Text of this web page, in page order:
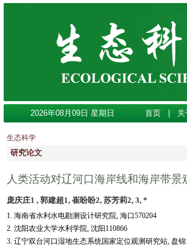
2026年08月09日 星期日 首页 关
生态科学
研究论文
人类活动对辽河口海岸线和海岸带景
庞庆庄1 , 郭建超1, 崔盼盼2, 苏芳莉2, 3, *
1. 海南省水利水电勘测设计研究院, 海口570204
2. 沈阳农业大学水利学院, 沈阳110866
3. 辽宁双台河口湿地生态系统国家定位观测研究站, 盘锦